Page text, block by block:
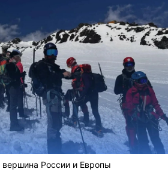
России и Европы